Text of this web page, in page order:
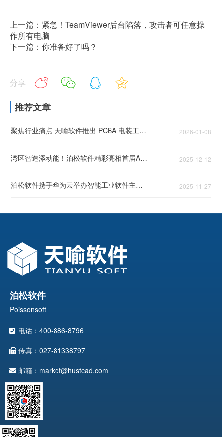
上一篇：紧急！TeamViewer后台陷落，攻击者可任意操
作所有电脑
下一篇：你准备好了吗？
分享
推荐文章
聚焦行业痛点 天喻软件推出 PCBA 电装工艺 AI 解决方案 2026-01-08
湾区智造添动能！泊松软件精彩亮相首届AIE博览会 2025-12-12
泊松软件携手华为云举办智能工业软件主题论坛，头部企业共话智能工业破局之道 2025-11-27
泊松软件
Poissonsoft
电话：400-886-8796
传真：027-81338797
邮箱：market@hustcad.com